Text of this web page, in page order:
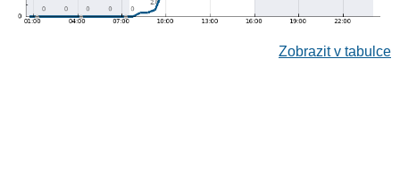
Zobrazit v tabulce